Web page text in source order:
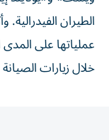
الطيران الفيدرالية.
عملياتها على
خلال زيارات الصيانة